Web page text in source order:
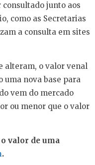
junto aos
como as Secretarias
a consulta em sites
alteram, o valor venal
uma nova base para
vem do mercado
ou menor que o valor
valor de uma
.